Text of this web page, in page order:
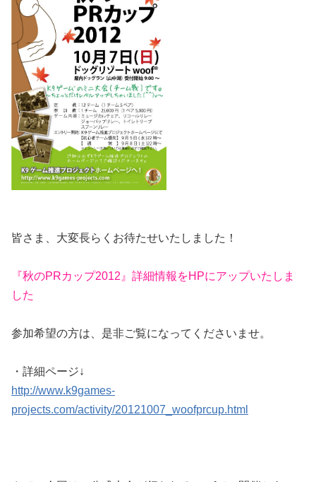
皆さま、大変長らくお待たせいたしました！
『秋のPRカップ2012』詳細情報をHPにアップいたしま
した
参加希望の方は、是非ご覧になってくださいませ。
・詳細ページ↓
http://www.k9games-
projects.com/activity/20121007_woofprcup.html